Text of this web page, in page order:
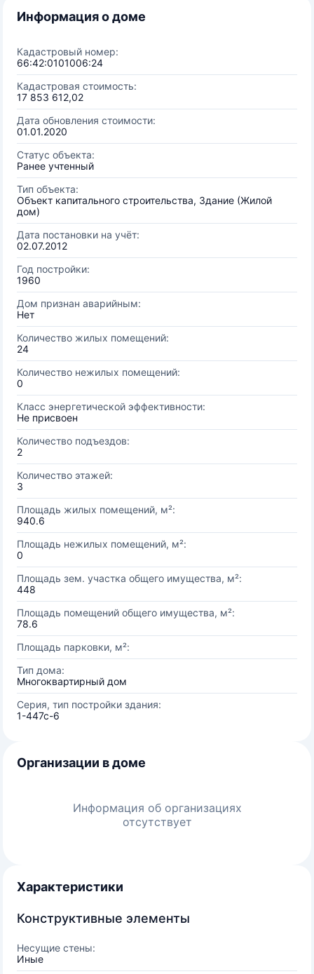
Информация о доме
Кадастровый номер:
66:42:0101006:24
Кадастровая стоимость:
17 853 612,02
Дата обновления стоимости:
01.01.2020
Статус объекта:
Ранее учтенный
Тип объекта:
Объект капитального строительства, Здание (Жилой
дом)
Дата постановки на учёт:
02.07.2012
Год постройки:
1960
Дом признан аварийным:
Нет
Количество жилых помещений:
24
Количество нежилых помещений:
0
Класс энергетической эффективности:
Не присвоен
Количество подъездов:
2
Количество этажей:
3
Площадь жилых помещений, м²:
940.6
Площадь нежилых помещений, м²:
0
Площадь зем. участка общего имущества, м²:
448
Площадь помещений общего имущества, м²:
78.6
Площадь парковки, м²:
Тип дома:
Многоквартирный дом
Серия, тип постройки здания:
1-447c-6
Организации в доме
Информация об организациях
отсутствует
Характеристики
Конструктивные элементы
Несущие стены:
Иные